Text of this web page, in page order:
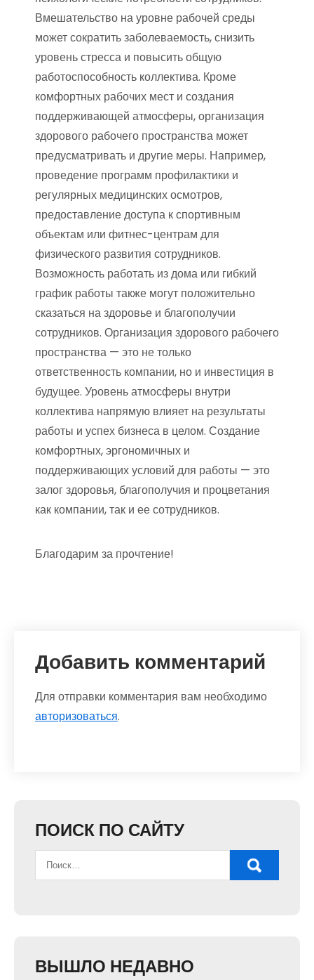
Вмешательство на уровне рабочей среды
может сократить заболеваемость, снизить
уровень стресса и повысить общую
работоспособность коллектива. Кроме
комфортных рабочих мест и создания
поддерживающей атмосферы, организация
здорового рабочего пространства может
предусматривать и другие меры. Например,
проведение программ профилактики и
регулярных медицинских осмотров,
предоставление доступа к спортивным
объектам или фитнес-центрам для
физического развития сотрудников.
Возможность работать из дома или гибкий
график работы также могут положительно
сказаться на здоровье и благополучии
сотрудников. Организация здорового рабочего
пространства — это не только
ответственность компании, но и инвестиция в
будущее. Уровень атмосферы внутри
коллектива напрямую влияет на результаты
работы и успех бизнеса в целом. Создание
комфортных, эргономичных и
поддерживающих условий для работы — это
залог здоровья, благополучия и процветания
как компании, так и ее сотрудников.
Благодарим за прочтение!
Добавить комментарий
Для отправки комментария вам необходимо
авторизоваться.
ПОИСК ПО САЙТУ
ВЫШЛО НЕДАВНО